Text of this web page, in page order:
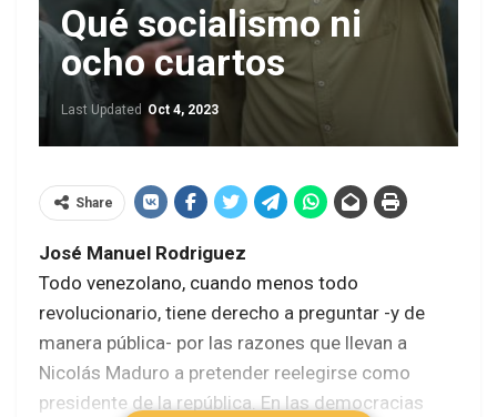
Qué socialismo ni
ocho cuartos
Last Updated Oct 4, 2023
Share
José Manuel Rodriguez
Todo venezolano, cuando menos todo
revolucionario, tiene derecho a preguntar -y de
manera pública- por las razones que llevan a
Nicolás Maduro a pretender reelegirse como
presidente de la república. En las democracias